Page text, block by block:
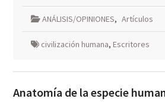
ANÁLISIS/OPINIONES, Artículos
civilización humana, Escritores
Anatomía de la especie